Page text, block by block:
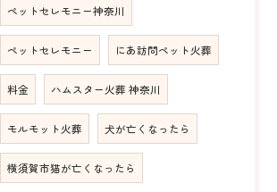
ペットセレモニー神奈川
ペットセレモニー にあ訪問ペット火葬
料金 ハムスター火葬 神奈川
モルモット火葬 犬が亡くなったら
横須賀市猫が亡くなったら